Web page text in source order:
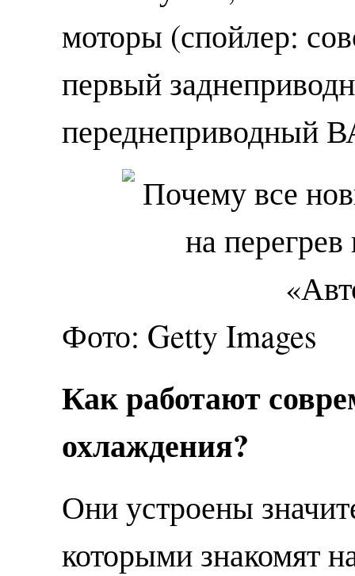
моторы (спойлер:
первый
переднеприводный
Фото: Getty Images
Как работают
охлаждения?
Они устроены
которыми знакомят